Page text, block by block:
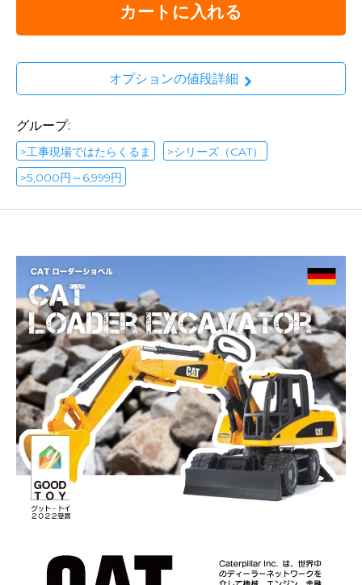
カートに入れる
オプションの値段詳細
グループ:
>工事現場ではたらくるま
>シリーズ（CAT）
>5,000円～6,999円